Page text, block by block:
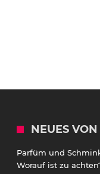
NEUES
Parfüm und
Worauf ist zu